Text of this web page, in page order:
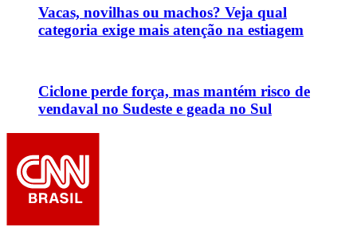
Vacas, novilhas ou machos? Veja qual
categoria exige mais atenção na estiagem
Ciclone perde força, mas mantém risco de
vendaval no Sudeste e geada no Sul